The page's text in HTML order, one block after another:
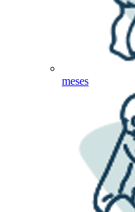
meses